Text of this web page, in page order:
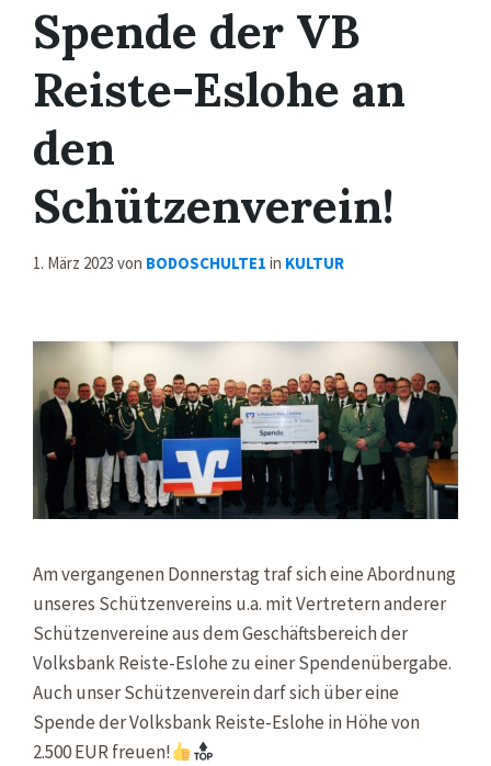
Spende der VB
Reiste-Eslohe an
den
Schützenverein!
1. März 2023 von BODOSCHULTE1 in KULTUR
Am vergangenen Donnerstag traf sich eine Abordnung
unseres Schützenvereins u.a. mit Vertretern anderer
Schützenvereine aus dem Geschäftsbereich der
Volksbank Reiste-Eslohe zu einer Spendenübergabe.
Auch unser Schützenverein darf sich über eine
Spende der Volksbank Reiste-Eslohe in Höhe von
2.500 EUR freuen!